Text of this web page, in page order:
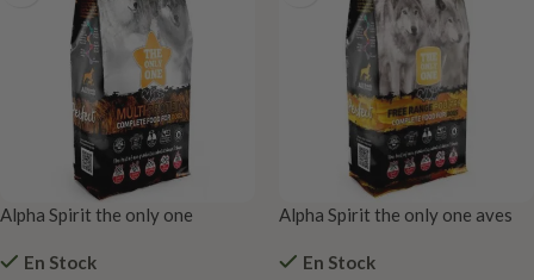
Alpha Spirit the only one
En Stock
Alpha Spirit the only one aves
En Stock